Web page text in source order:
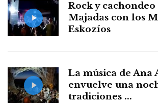
Rock y cachondeo
Majadas con los
Eskozíos
La música de Ana
envuelve una
tradiciones ...